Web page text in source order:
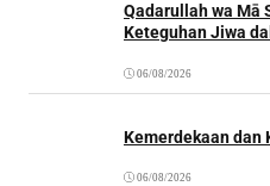
Qadarullah wa Mā
Keteguhan Jiwa
06/08/2026
Kemerdekaan dan
06/08/2026